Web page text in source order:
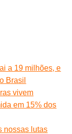
a 19 milhões, e
Brasil
vivem
em 15% dos
nossas lutas